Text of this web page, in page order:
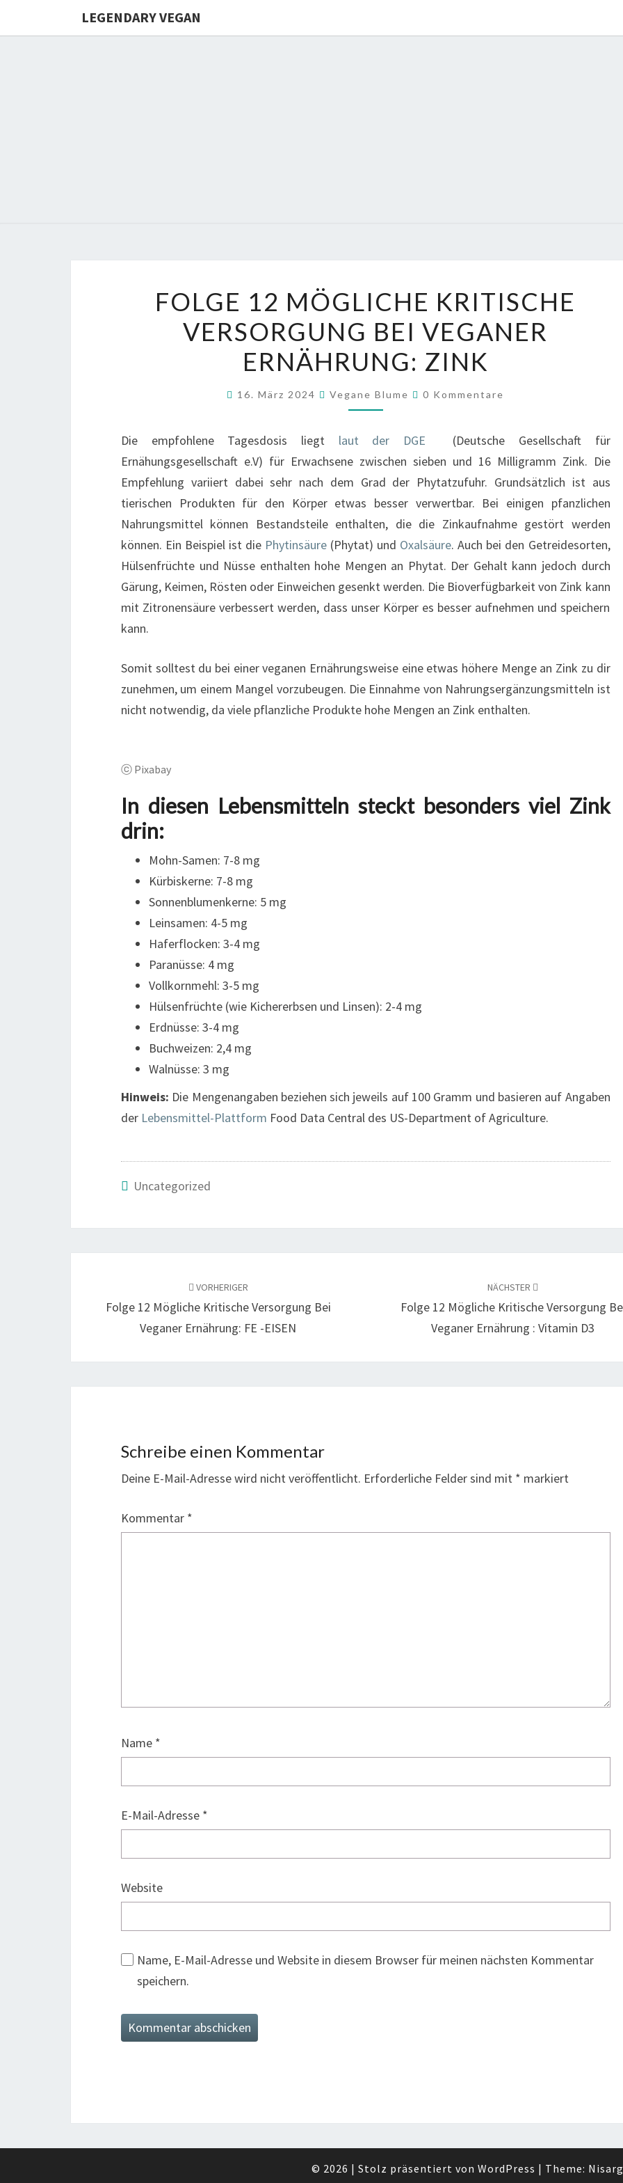
LEGENDARY VEGAN
12
MÖGLICHE
KRITISCHE
VERSORGUNG
VEGANER
ZINK
FOLGE 12 MÖGLICHE KRITISCHE
VERSORGUNG BEI VEGANER
ERNÄHRUNG: ZINK
16. März 2024 Vegane Blume Kommentare
0 Kommentare
Die empfohlene Tagesdosis liegt laut der DGE (Deutsche Gesellschaft für
Ernähungsgesellschaft e.V) für Erwachsene zwischen sieben und 16 Milligramm Zink. Die
Empfehlung variiert dabei sehr nach dem Grad der Phytatzufuhr. Grundsätzlich ist aus
tierischen Produkten für den Körper etwas besser verwertbar. Bei einigen pfanzlichen
Nahrungsmittel können Bestandsteile enthalten, die die Zinkaufnahme gestört werden
können. Ein Beispiel ist die Phytinsäure (Phytat) und Oxalsäure. Auch bei den Getreidesorten,
Hülsenfrüchte und Nüsse enthalten hohe Mengen an Phytat. Der Gehalt kann jedoch durch
Gärung, Keimen, Rösten oder Einweichen gesenkt werden. Die Bioverfügbarkeit von Zink kann
mit Zitronensäure verbessert werden, dass unser Körper es besser aufnehmen und speichern
kann.
Somit solltest du bei einer veganen Ernährungsweise eine etwas höhere Menge an Zink zu dir
zunehmen, um einem Mangel vorzubeugen. Die Einnahme von Nahrungsergänzungsmitteln ist
nicht notwendig, da viele pflanzliche Produkte hohe Mengen an Zink enthalten.
ⓒ Pixabay
In diesen Lebensmitteln steckt besonders viel Zink
drin:
Mohn-Samen: 7-8 mg
Kürbiskerne: 7-8 mg
Sonnenblumenkerne: 5 mg
Leinsamen: 4-5 mg
Haferflocken: 3-4 mg
Paranüsse: 4 mg
Vollkornmehl: 3-5 mg
Hülsenfrüchte (wie Kichererbsen und Linsen): 2-4 mg
Erdnüsse: 3-4 mg
Buchweizen: 2,4 mg
Walnüsse: 3 mg
Hinweis: Die Mengenangaben beziehen sich jeweils auf 100 Gramm und basieren auf Angaben
der Lebensmittel-Plattform Food Data Central des US-Department of Agriculture.
Uncategorized
VORHERIGER
Folge 12 Mögliche Kritische Versorgung Bei
Veganer Ernährung: FE -EISEN
NÄCHSTER
Folge 12 Mögliche Kritische Versorgung
Veganer Ernährung : Vitamin D3
Schreibe einen Kommentar
Deine E-Mail-Adresse wird nicht veröffentlicht. Erforderliche Felder sind mit * markiert
Kommentar *
Name *
E-Mail-Adresse *
Website
Name, E-Mail-Adresse und Website in diesem Browser für meinen nächsten Kommentar
speichern.
© 2026 | Stolz präsentiert von WordPress | Theme: Nisarg